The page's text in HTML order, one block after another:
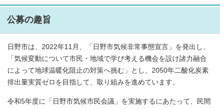
公募の趣旨
日野市は、2022年11月、「日野市気候非常事態宣言」を発出し、
「気候変動について市民・地域で学び考える機会を設け諸力融合
によって地球温暖化阻止の対策へ挑む」とし、2050年二酸化炭素
排出量実質ゼロを目指して、取り組みを進めています。
令和5年度に「日野市気候市民会議」を実施するにあたって、民間